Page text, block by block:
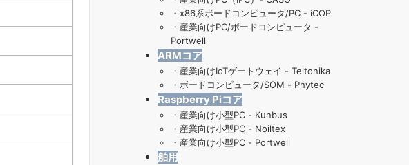
・ x86系ボードコンピュータ/PC - iCOP
・ 産業向けPC/ボードコンピュータ -
Portwell
ARMコア
・ 産業向けIoTゲートウェイ - Teltonika
・ ボードコンピュータ/SOM - Phytec
Raspberry Piコア
・ 産業向け小型PC - Kunbus
・ 産業向け小型PC - Noiltex
・ 産業向け小型PC - Portwell
舶用